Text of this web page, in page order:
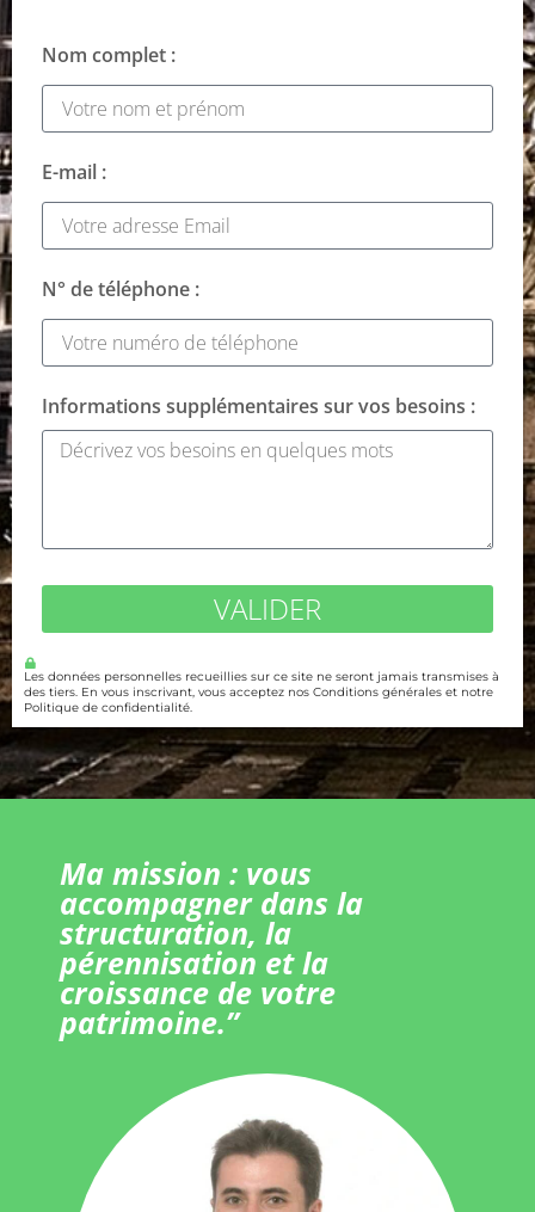
Nom complet :
E-mail :
N° de téléphone :
Informations supplémentaires sur vos besoins :
VALIDER
Les données personnelles recueillies sur ce site ne seront jamais transmises à
des tiers. En vous inscrivant, vous acceptez nos Conditions générales et notre
Politique de confidentialité.
Ma mission : vous
accompagner dans la
structuration, la
pérennisation et la
croissance de votre
patrimoine.”